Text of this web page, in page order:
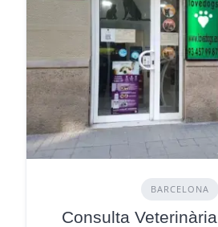
BARCELONA
Consulta